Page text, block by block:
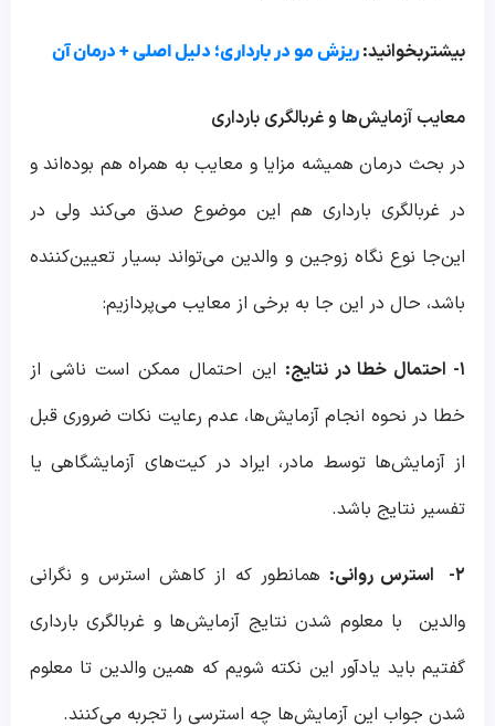
بیشتربخوانید: ریزش مو در بارداری؛ دلیل اصلی + درمان آن
معایب آزمایش‌ها و غربالگری بارداری
در بحث درمان همیشه مزایا و معایب به همراه هم بوده‌اند و
در غربالگری بارداری هم این موضوع صدق می‌کند ولی در
این‌جا نوع نگاه زوجین و والدین می‌تواند بسیار تعیین‌کننده
باشد، حال در این جا به برخی از معایب می‌پردازیم:
۱- احتمال خطا در نتایج:
این احتمال ممکن است ناشی از
خطا در نحوه انجام آزمایش‌ها، عدم رعایت نکات ضروری قبل
از آزمایش‌ها توسط مادر، ایراد در کیت‌های آزمایشگاهی یا
تفسیر نتایج باشد.
۲- استرس روانی:
همانطور که از کاهش استرس و نگرانی
والدین با معلوم شدن نتایج آزمایش‌ها و غربالگری بارداری
گفتیم باید یادآور این نکته شویم که همین والدین تا معلوم
شدن جواب این آزمایش‌ها چه استرسی را تجربه می‌کنند.